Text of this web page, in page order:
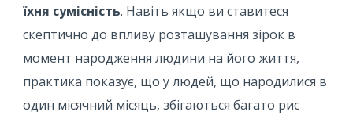
їхня сумісність. Навіть якщо ви ставитеся
скептично до впливу розташування зірок в
момент народження людини на його життя,
практика показує, що у людей, що народилися в
один місячний місяць, збігаються багато рис